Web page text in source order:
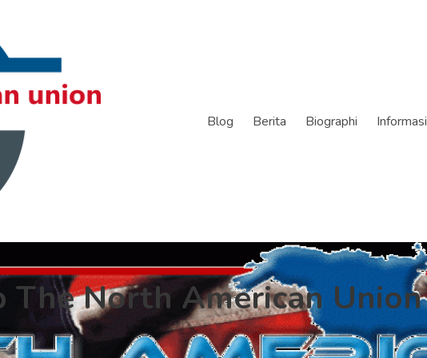
Blog Berita Biographi Informasi
The North American Union